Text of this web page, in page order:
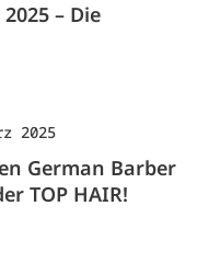
– Die
2025
German Barber
TOP HAIR!